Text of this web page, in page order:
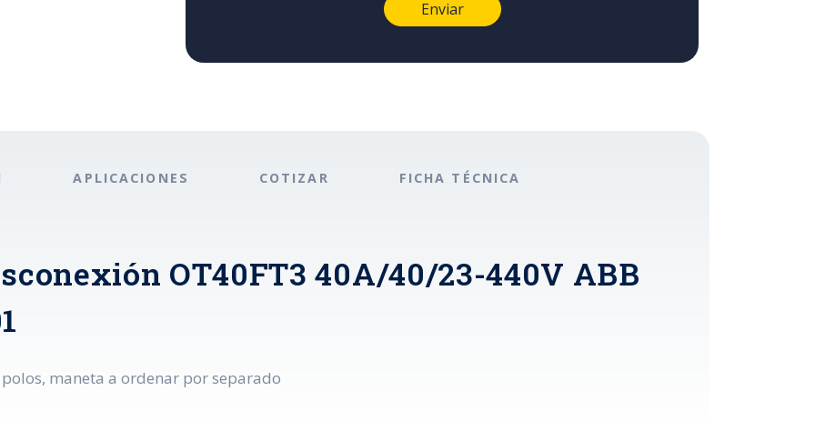
APLICACIONES COTIZAR FICHA TÉCNICA
OT40FT3 40A/40/23-440V ABB
maneta a ordenar por separado